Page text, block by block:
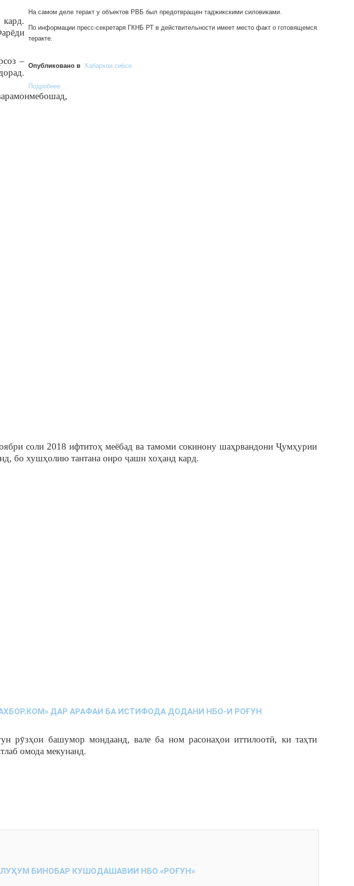
кард.
–
мебошад,
На самом деле теракт у объектов РВБ был предотвращен таджикскими силовиками.
По информации пресс-секретаря ГКНБ РТ в действительности имеет место факт о готовящемся
теракте.
Опубликовано в Хабархои сиёси
Подробнее ...
соли 2018 ифтитоҳ меёбад ва тамоми сокинону шаҳрвандони Ҷумҳурии
бо хушҳолию тантана онро ҷашн хоҳанд кард.
ДАР АРАФАИ БА ИСТИФОДА ДОДАНИ НБО-И РОҒУН
рӯзҳои башумор мондаанд, вале ба ном расонаҳои иттилоотӣ, ки таҳти
омода мекунанд.
БИНОБАР КУШОДАШАВИИ НБО «РОҒУН»